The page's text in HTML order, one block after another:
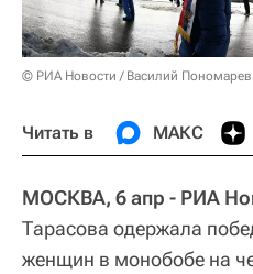
© РИА Новости / Василий Пономарев
Читать в МАКС
МОСКВА, 6 апр - РИА
Тарасова одержала
женщин в монобобе на